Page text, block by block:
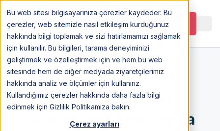
Bu web sitesi bilgisayarınıza çerezler kaydeder. Bu
çerezler, web sitemizle nasıl etkileşim kurduğunuz
hakkında bilgi toplamak ve sizi hatırlamamızı sağlamak
için kullanılır. Bu bilgileri, tarama deneyiminizi
geliştirmek ve özelleştirmek için ve hem bu web
sitesinde hem de diğer medyada ziyaretçilerimiz
hakkında analiz ve ölçümler için kullanırız.
Kullandığımız çerezler hakkında daha fazla bilgi
edinmek için Gizlilik Politikamıza bakın.
Çerez ayarları
Görüşme Planlayın
13 Apr 2023
Amerika’ya Nasıl
Gidebilirim? Amerika’da